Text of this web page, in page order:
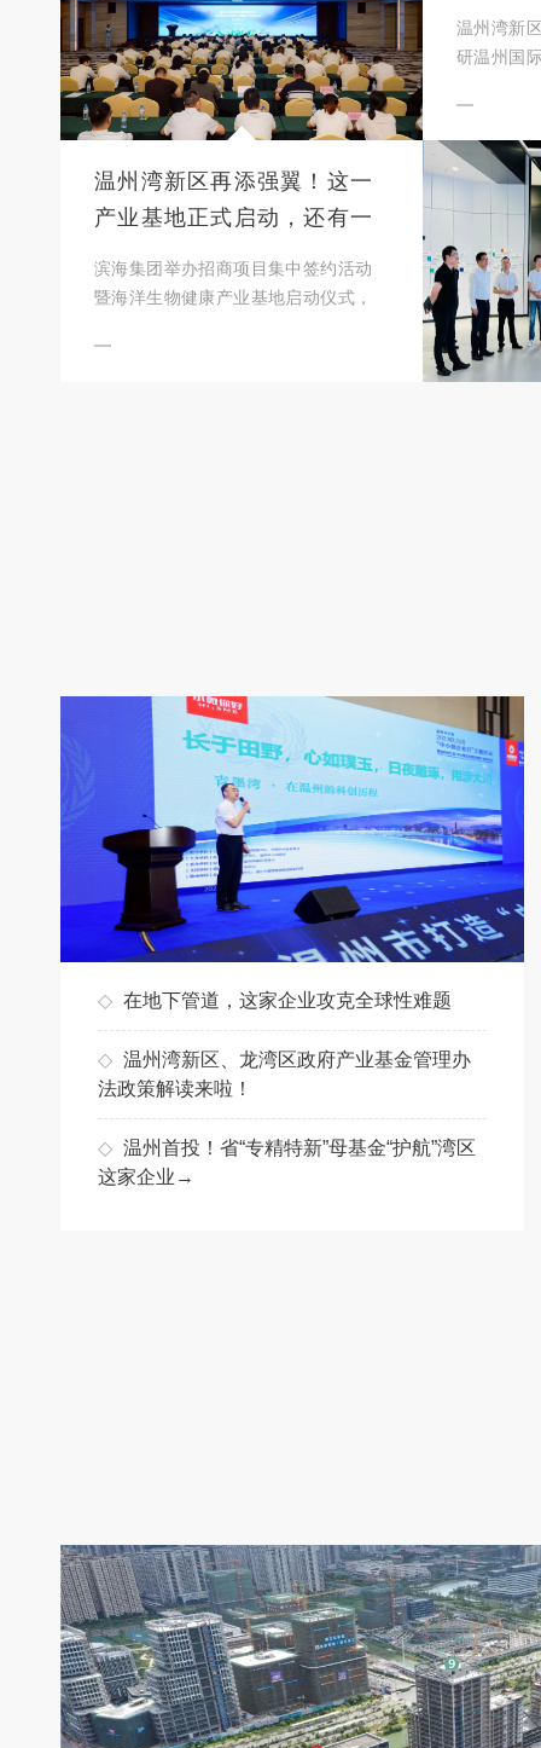
温州湾新区再添强翼！这一
产业基地正式启动，还有一
批招商项目落地
滨海集团举办招商项目集中签约活动
暨海洋生物健康产业基地启动仪式，
温州湾新
研温州国
◇ 在地下管道，这家企业攻克全球性难题
◇ 温州湾新区、龙湾区政府产业基金管理办
法政策解读来啦！
◇ 温州首投！省“专精特新”母基金“护航”湾区
这家企业→